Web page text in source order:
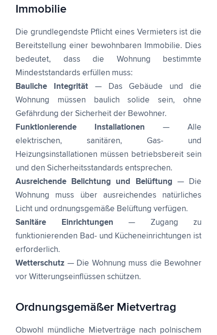
Immobilie
Die grundlegendste Pflicht eines Vermieters ist die
Bereitstellung einer bewohnbaren Immobilie. Dies
bedeutet, dass die Wohnung bestimmte
Mindeststandards erfüllen muss:
Bauliche Integrität— Das Gebäude und die
Wohnung müssen baulich solide sein, ohne
Gefährdung der Sicherheit der Bewohner.
Funktionierende Installationen — Alle
elektrischen, sanitären, Gas- und
Heizungsinstallationen müssen betriebsbereit sein
und den Sicherheitsstandards entsprechen.
Ausreichende Belichtung und Belüftung — Die
Wohnung muss über ausreichendes natürliches
Licht und ordnungsgemäße Belüftung verfügen.
Sanitäre Einrichtungen — Zugang zu
funktionierenden Bad- und Kücheneinrichtungen ist
erforderlich.
Wetterschutz — Die Wohnung muss die Bewohner
vor Witterungseinflüssen schützen.
Ordnungsgemäßer Mietvertrag
Obwohl mündliche Mietverträge nach polnischem